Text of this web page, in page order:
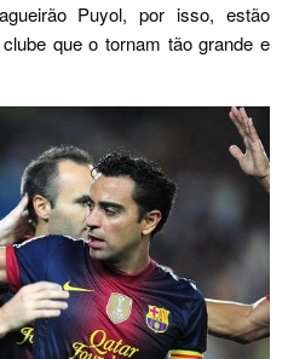
Puyol, por isso, estão
que o tornam tão grande e